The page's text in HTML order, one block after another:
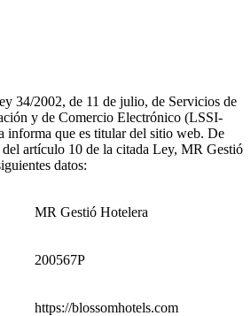
34/2002, de 11 de julio, de Servicios de
y de Comercio Electrónico (LSSI-
informa que es titular del sitio web. De
artículo 10 de la citada Ley, MR Gestió
datos:
MR Gestió Hotelera
200567P
https://blossomhotels.com